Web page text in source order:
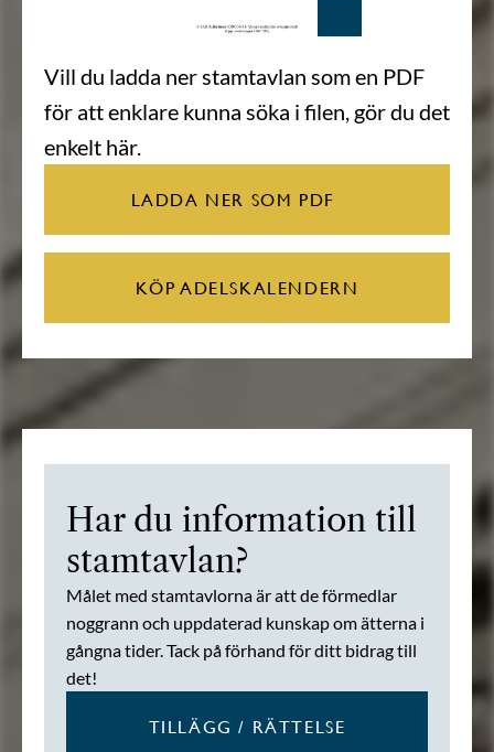
Vill du ladda ner stamtavlan som en PDF
för att enklare kunna söka i filen, gör du det
enkelt här.
LADDA NER SOM PDF
KÖP ADELSKALENDERN
Har du information till
stamtavlan?
Målet med stamtavlorna är att de förmedlar
noggrann och uppdaterad kunskap om ätterna i
gångna tider. Tack på förhand för ditt bidrag till
det!
TILLÄGG / RÄTTELSE